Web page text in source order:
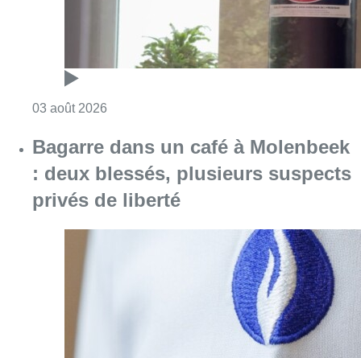
03 août 2026
Bagarre dans un café à Molenbeek
: deux blessés, plusieurs suspects
privés de liberté